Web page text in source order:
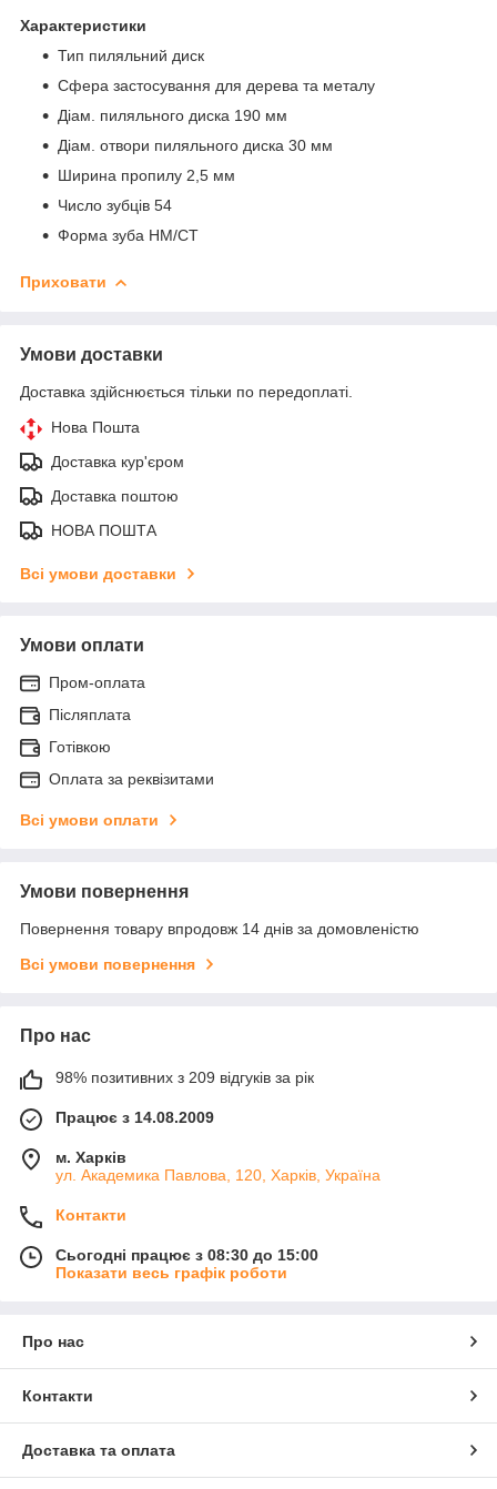
Характеристики
Тип пиляльний диск
Сфера застосування для дерева та металу
Діам. пиляльного диска 190 мм
Діам. отвори пиляльного диска 30 мм
Ширина пропилу 2,5 мм
Число зубців 54
Форма зуба HM/CT
Приховати
Умови доставки
Доставка здійснюється тільки по передоплаті.
Нова Пошта
Доставка кур'єром
Доставка поштою
НОВА ПОШТА
Всі умови доставки
Умови оплати
Пром-оплата
Післяплата
Готівкою
Оплата за реквізитами
Всі умови оплати
Умови повернення
Повернення товару впродовж 14 днів за домовленістю
Всі умови повернення
Про нас
98% позитивних з 209 відгуків за рік
Працює з 14.08.2009
м. Харків
ул. Академика Павлова, 120, Харків, Україна
Контакти
Сьогодні працює з 08:30 до 15:00
Показати весь графік роботи
Про нас
Контакти
Доставка та оплата